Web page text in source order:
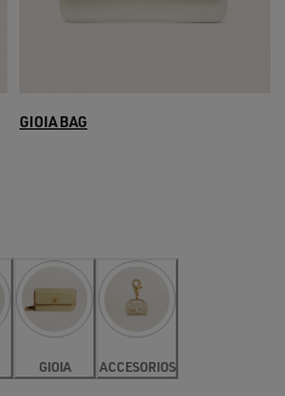
GIOIA BAG
GIOIA ACCESORIOS